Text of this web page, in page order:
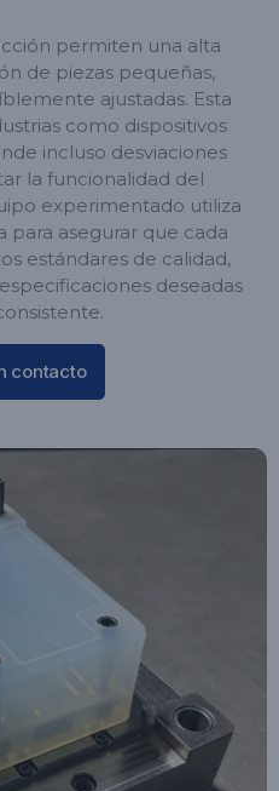
permiten una alta
de piezas pequeñas,
ajustadas. Esta
como dispositivos
incluso desviaciones
la funcionalidad del
experimentado utiliza
para asegurar que cada
estándares de calidad,
deseadas
contacto